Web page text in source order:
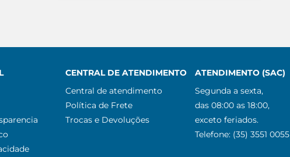
CENTRAL DE ATENDIMENTO
Central de atendimento
Política de Frete
Trocas e Devoluções
ATENDIMENTO (SAC)
Segunda a sexta,
das 08:00 as 18:00,
exceto feriados.
Telefone: (35) 3551 0055